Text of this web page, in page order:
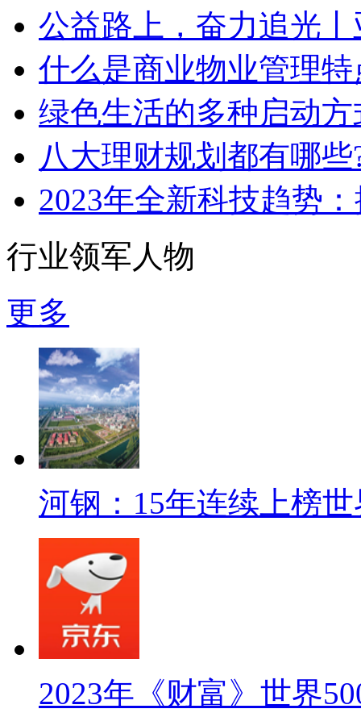
公益路上，奋力追光
什么是商业物业管理特
绿色生活的多种启动
八大理财规划都有哪些
2023年全新科技趋势
行业领军人物
更多
河钢：15年连续上榜
2023年《财富》世界